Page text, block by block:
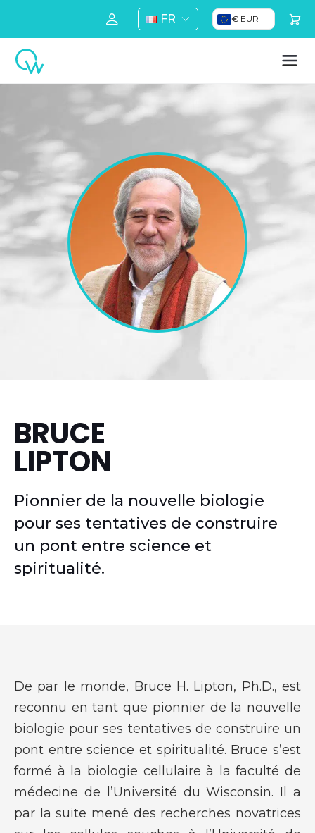
FR € EUR
BRUCE
LIPTON
Pionnier de la nouvelle biologie
pour ses tentatives de construire
un pont entre science et
spiritualité.
De par le monde, Bruce H. Lipton, Ph.D., est
reconnu en tant que pionnier de la nouvelle
biologie pour ses tentatives de construire un
pont entre science et spiritualité. Bruce s’est
formé à la biologie cellulaire à la faculté de
médecine de l’Université du Wisconsin. Il a
par la suite mené des recherches novatrices